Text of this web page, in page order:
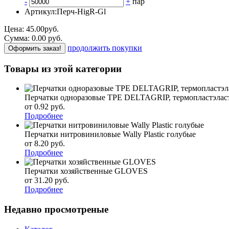
Артикул:Перч-HigR-Gl
Цена: 45.00руб.
Сумма: 0.00 руб.
Оформить заказ! продолжить покупки
Товары из этой категории
Перчатки одноразовые TPE DELTAGRIP,
от 0.92 руб.
Подробнее
Перчатки нитровиниловые Wally Plastic голубые
от 8.20 руб.
Подробнее
Перчатки хозяйственные GLOVES
от 31.20 руб.
Подробнее
Недавно просмотреные